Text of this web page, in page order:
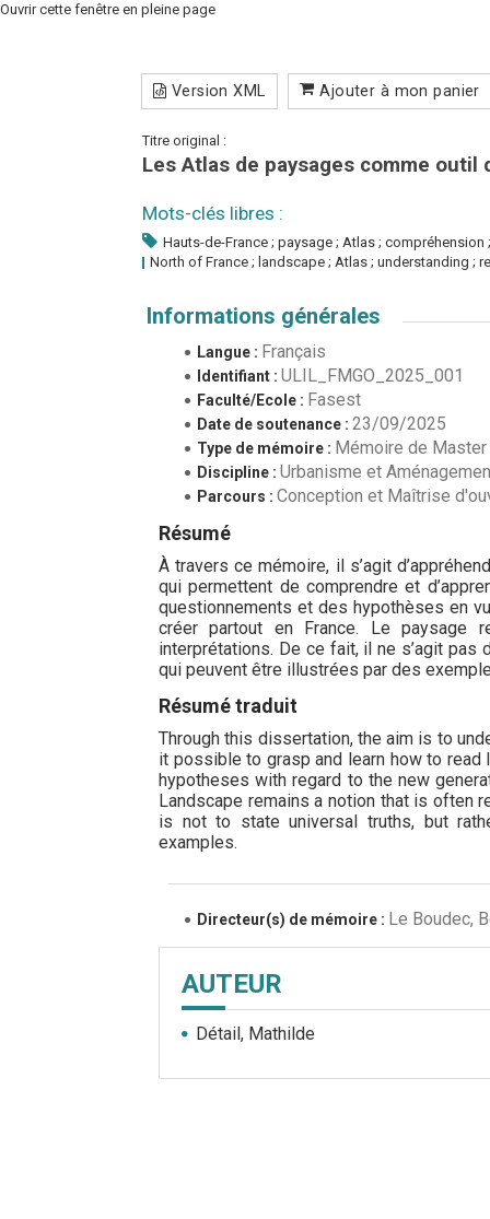
Ouvrir cette fenêtre en pleine page
Version XML Ajouter à mon panier
Titre original :
Les Atlas de paysages comme
Mots-clés libres :
Hauts-de-France ; paysage ; Atlas ; compréhension
North of France ; landscape ; Atlas ; understanding ;
Informations générales
Langue : Français
Identifiant : ULIL_FMGO_2025_001
Faculté/Ecole : Fasest
Date de soutenance : 23/09/2025
Type de mémoire : Mémoire de Master
Discipline : Urbanisme et
Parcours : Conception et Maîtrise
Résumé
À travers ce mémoire, il s’agit
qui permettent de comprendre et
questionnements et des hypothèses en
créer partout en France. Le paysage
interprétations. De ce fait, il ne s’agit
qui peuvent être illustrées par des
Résumé traduit
Through this dissertation, the aim is to
it possible to grasp and learn how to
hypotheses with regard to the new
Landscape remains a notion that is often
is not to state universal truths, but
examples.
Directeur(s) de mémoire : Le Boudec,
AUTEUR
Détail, Mathilde